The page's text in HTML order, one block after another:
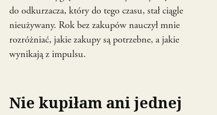
do odkurzacza, który do tego czasu, stał ciągle
nieużywany. Rok bez zakupów nauczył mnie
rozróżniać, jakie zakupy są potrzebne, a jakie
wynikają z impulsu.
Nie kupiłam ani jednej